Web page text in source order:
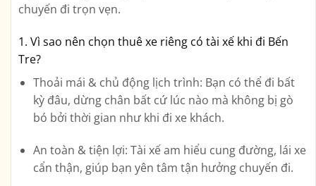
chuyến đi trọn vẹn.
1. Vì sao nên chọn thuê xe riêng có tài xế khi đi Bến
Tre?
Thoải mái & chủ động lịch trình: Bạn có thể đi bất
kỳ đâu, dừng chân bất cứ lúc nào mà không bị gò
bó bởi thời gian như khi đi xe khách.
An toàn & tiện lợi: Tài xế am hiểu cung đường, lái xe
cẩn thận, giúp bạn yên tâm tận hưởng chuyến đi.